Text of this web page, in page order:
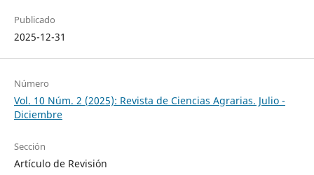
Publicado
2025-12-31
Número
Vol. 10 Núm. 2 (2025): Revista de Ciencias Agrarias. Julio -
Diciembre
Sección
Artículo de Revisión